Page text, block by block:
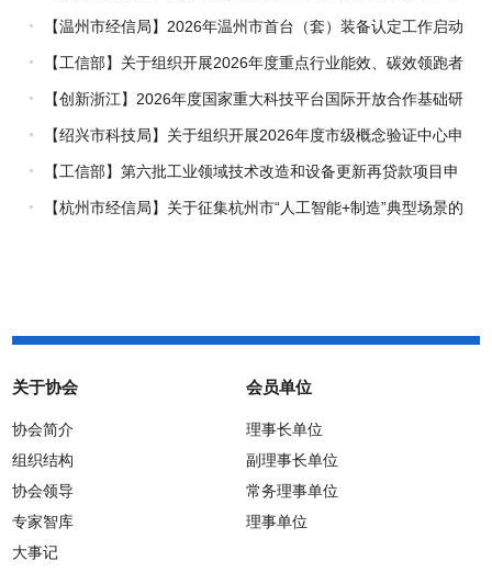
的通知【温州市经信局】2026年温州市首台（套）装备认定工作启动
【工信部】关于组织开展2026年度重点行业能效、碳效领跑者
企业推荐工作的通知
【创新浙江】2026年度国家重大科技平台国际开放合作基础研
究专项（试点）项目指南
【绍兴市科技局】关于组织开展2026年度市级概念验证中心申
报工作的通知
【工信部】第六批工业领域技术改造和设备更新再贷款项目申
报工作启动
【杭州市经信局】关于征集杭州市“人工智能+制造”典型场景的
关于协会
协会简介
组织结构
协会领导
专家智库
大事记
会员单位
理事长单位
副理事长单位
常务理事单位
理事单位